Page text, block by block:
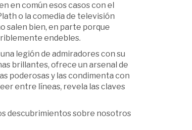
en común esos casos con el
o la comedia de televisión
salen bien, en parte porque
endebles.
legión de admiradores con su
brillantes, ofrece un arsenal de
poderosas y las condimenta con
entre líneas, revela las claves
descubrimientos sobre nosotros